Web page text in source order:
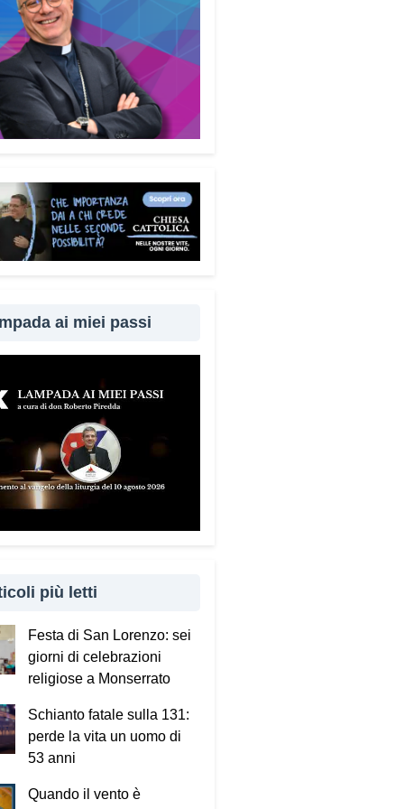
ai miei passi
più letti
Festa di San Lorenzo: sei
giorni di celebrazioni
religiose a Monserrato
Schianto fatale sulla 131:
perde la vita un uomo di
53 anni
Quando il vento è